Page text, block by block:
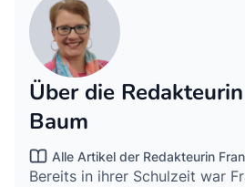
Über die
Baum
Alle Artikel der Redakteurin
Bereits in ihrer Schulzeit war